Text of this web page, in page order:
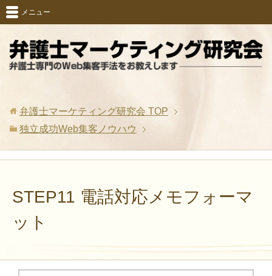
メニュー
弁護士マーケティング研究会 TOP
独立成功Web集客ノウハウ
STEP11 電話対応メモフォーマ
ット